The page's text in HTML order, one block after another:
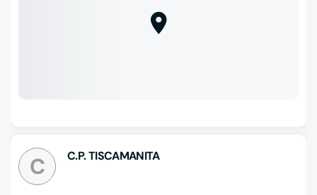
C C.P. TISCAMANITA